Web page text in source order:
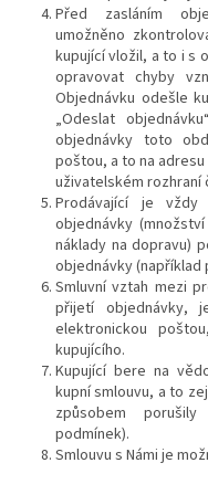
Před zasláním
umožněno
kupující vložil, a to i s
opravovat chyby
Objednávku odešle
„Odeslat
objednávky toto
poštou, a to na
uživatelském rozhraní
Prodávající je
objednávky
náklady na dopravu)
objednávky
Smluvní vztah mezi
přijetí objednávky,
elektronickou
kupujícího.
Kupující bere na
kupní smlouvu, a to
způsobem
podmínek).
Smlouvu s Námi je